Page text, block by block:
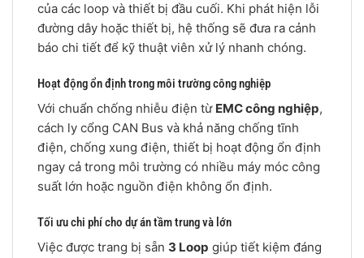
của các loop và thiết bị đầu cuối. Khi phát hiện lỗi
đường dây hoặc thiết bị, hệ thống sẽ đưa ra cảnh
báo chi tiết để kỹ thuật viên xử lý nhanh chóng.
Hoạt động ổn định trong môi trường công nghiệp
Với chuẩn chống nhiễu điện từ EMC công nghiệp,
cách ly cổng CAN Bus và khả năng chống tĩnh
điện, chống xung điện, thiết bị hoạt động ổn định
ngay cả trong môi trường có nhiều máy móc công
suất lớn hoặc nguồn điện không ổn định.
Tối ưu chi phí cho dự án tầm trung và lớn
Việc được trang bị sẵn 3 Loop giúp tiết kiệm đáng